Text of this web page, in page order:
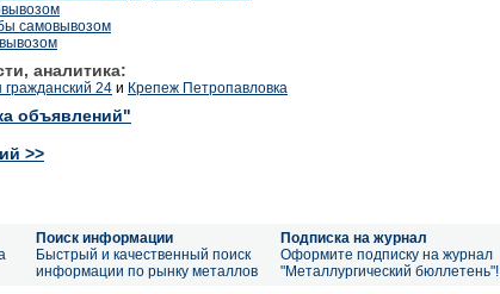
самовывозом
аналитика:
24 и Крепеж Петропавловка
объявлений"
>>
Поиск информации
Быстрый и качественный поиск
информации по рынку металлов
Подписка на журнал
Оформите подписку на журнал
"Металлургический бюллетень"!